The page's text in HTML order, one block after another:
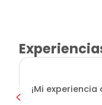
¡Mi